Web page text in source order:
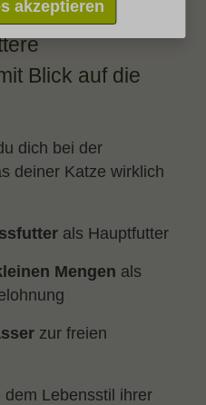
Blick auf die
dich bei der
deiner Katze wirklich
als Hauptfutter
Mengen als
zur freien
Lebensstil ihrer
akzeptieren